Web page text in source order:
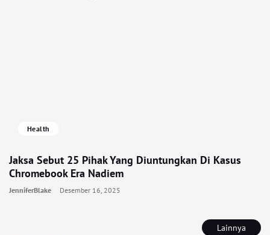
Lainnya
Health
Jaksa Sebut 25 Pihak Yang Diuntungkan Di Kasus
Chromebook Era Nadiem
JenniferBlake Desember 16, 2025